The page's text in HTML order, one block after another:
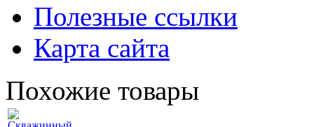
Полезные ссылки
Карта сайта
Похожие товары